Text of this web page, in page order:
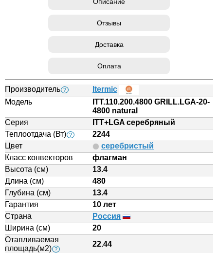
Отзывы
Доставка
Оплата
Производитель ?
Itermic
Модель
ITT.110.200.4800 GRILL.LGA-20-
4800 natural
Серия
ITT+LGA серебряный
Теплоотдача (Вт) ?
2244
Цвет
серебристый
Класс конвекторов
флагман
Высота (см)
13.4
Длина (см)
480
Глубина (см)
13.4
Гарантия
10 лет
Страна
Россия
Ширина (см)
20
Отапливаемая
площадь(м2) ?
22.44